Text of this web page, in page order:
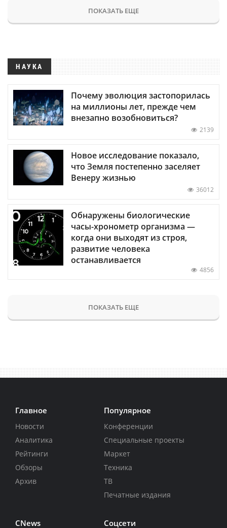
ПОКАЗАТЬ ЕЩЕ
НАУКА
Почему эволюция застопорилась
на миллионы лет, прежде чем
внезапно возобновиться?
2139
Новое исследование показало,
что Земля постепенно заселяет
Венеру жизнью
36012
Обнаружены биологические
часы-хронометр организма —
когда они выходят из строя,
развитие человека
останавливается
4856
ПОКАЗАТЬ ЕЩЕ
Главное
Новости
Аналитика
Рейтинги
Обзоры
Архив
Популярное
Конференции
Специальные проекты
Маркет
Техника
ТВ
Печатные издания
CNews Соцсети